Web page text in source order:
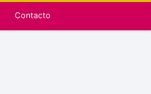
Contacto